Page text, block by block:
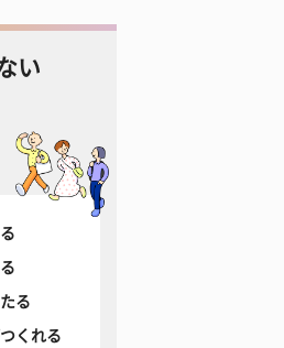
い
る
くれる